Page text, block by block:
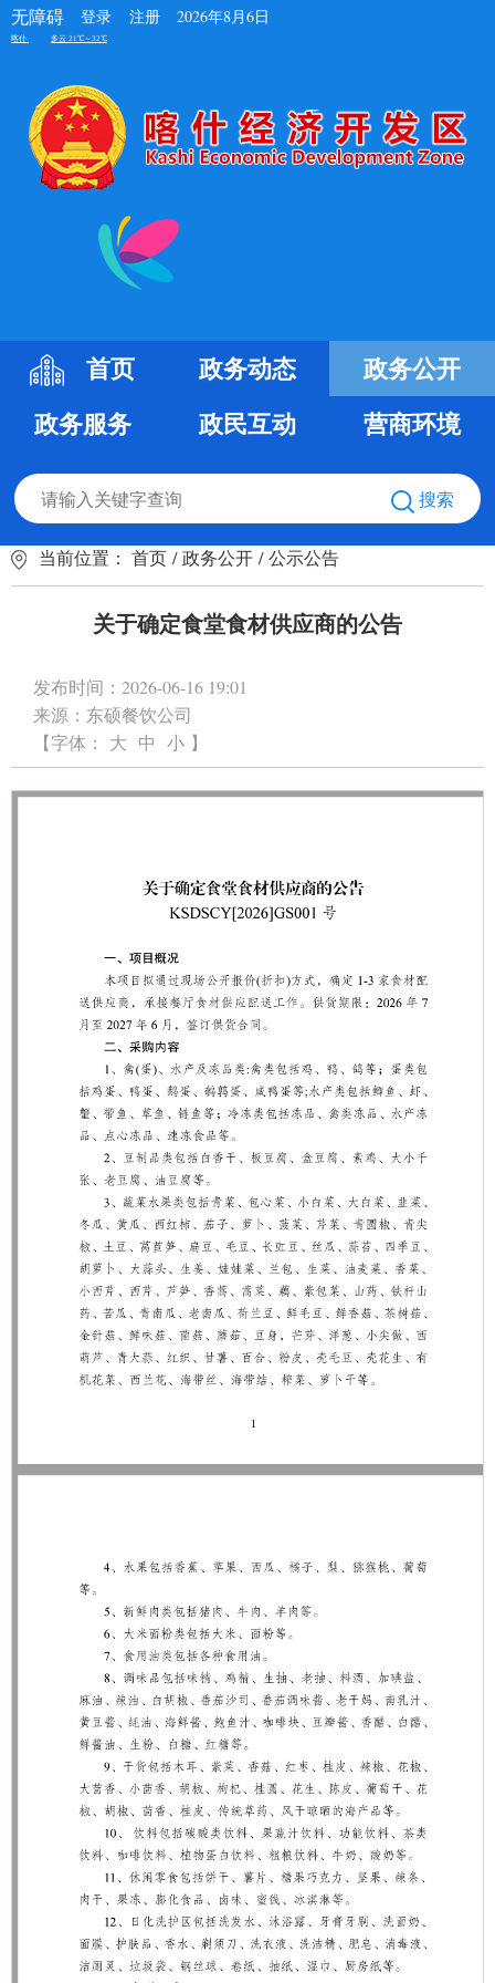
无障碍 登录 注册 2026年8月6日
首页 政务动态
政务公开
政务服务
政民互动 营商环境
搜索
当前位置： 首页 /政务公开 /公示公告
关于确定食堂食材供应商的公告
发布时间： 2026-06-16 19:01
来源： 东硕餐饮公司
【字体：
大 中 小 】